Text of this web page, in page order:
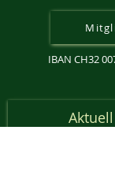
IBAN CH32